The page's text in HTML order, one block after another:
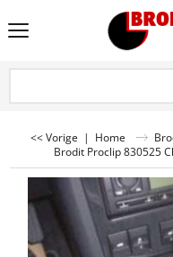
<< Vorige | Home
Brodit Proclip 830525